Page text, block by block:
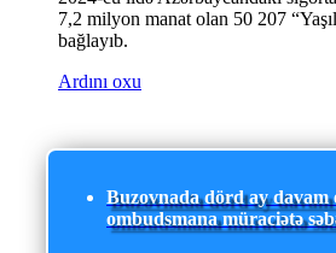
7,2 milyon manat olan 50 207
bağlayıb.
Ardını oxu
Buzovnada dörd ay davam
ombudsmana müraciətə